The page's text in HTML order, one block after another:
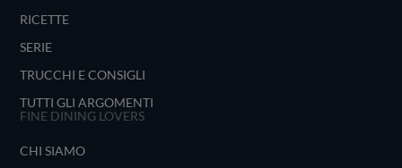
RICETTE
SERIE
TRUCCHI E CONSIGLI
TUTTI GLI ARGOMENTI
FINE DINING LOVERS
CHI SIAMO